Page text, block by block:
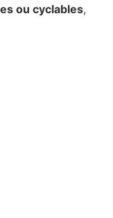
ou cyclables,